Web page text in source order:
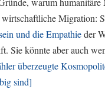
Migration:
und die Empathieder
Sie könnte aber auch
überzeugte
sind]